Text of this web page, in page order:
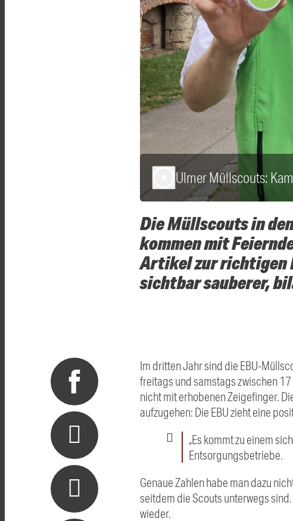
Ulmer Müllscouts:
Die Müllscouts in
kommen mit
Artikel zur richtigen
sichtbar sauberer,
Im dritten Jahr sind die EBU-
freitags und samstags zwischen
nicht mit erhobenen Zeigefinger.
aufzugehen: Die EBU zieht eine
„Es kommt zu einem
Entsorgungsbetriebe.
Genaue Zahlen habe man dazu
seitdem die Scouts unterwegs
wieder.